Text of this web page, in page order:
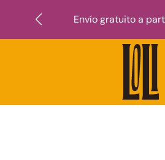
Envío gratuito a